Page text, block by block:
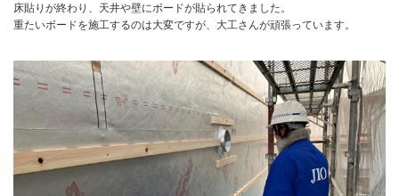
床貼りが終わり、天井や壁にボードが貼られてきました。
重たいボードを施工するのは大変ですが、大工さんが頑張っています。